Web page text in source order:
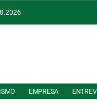
EMPRESA